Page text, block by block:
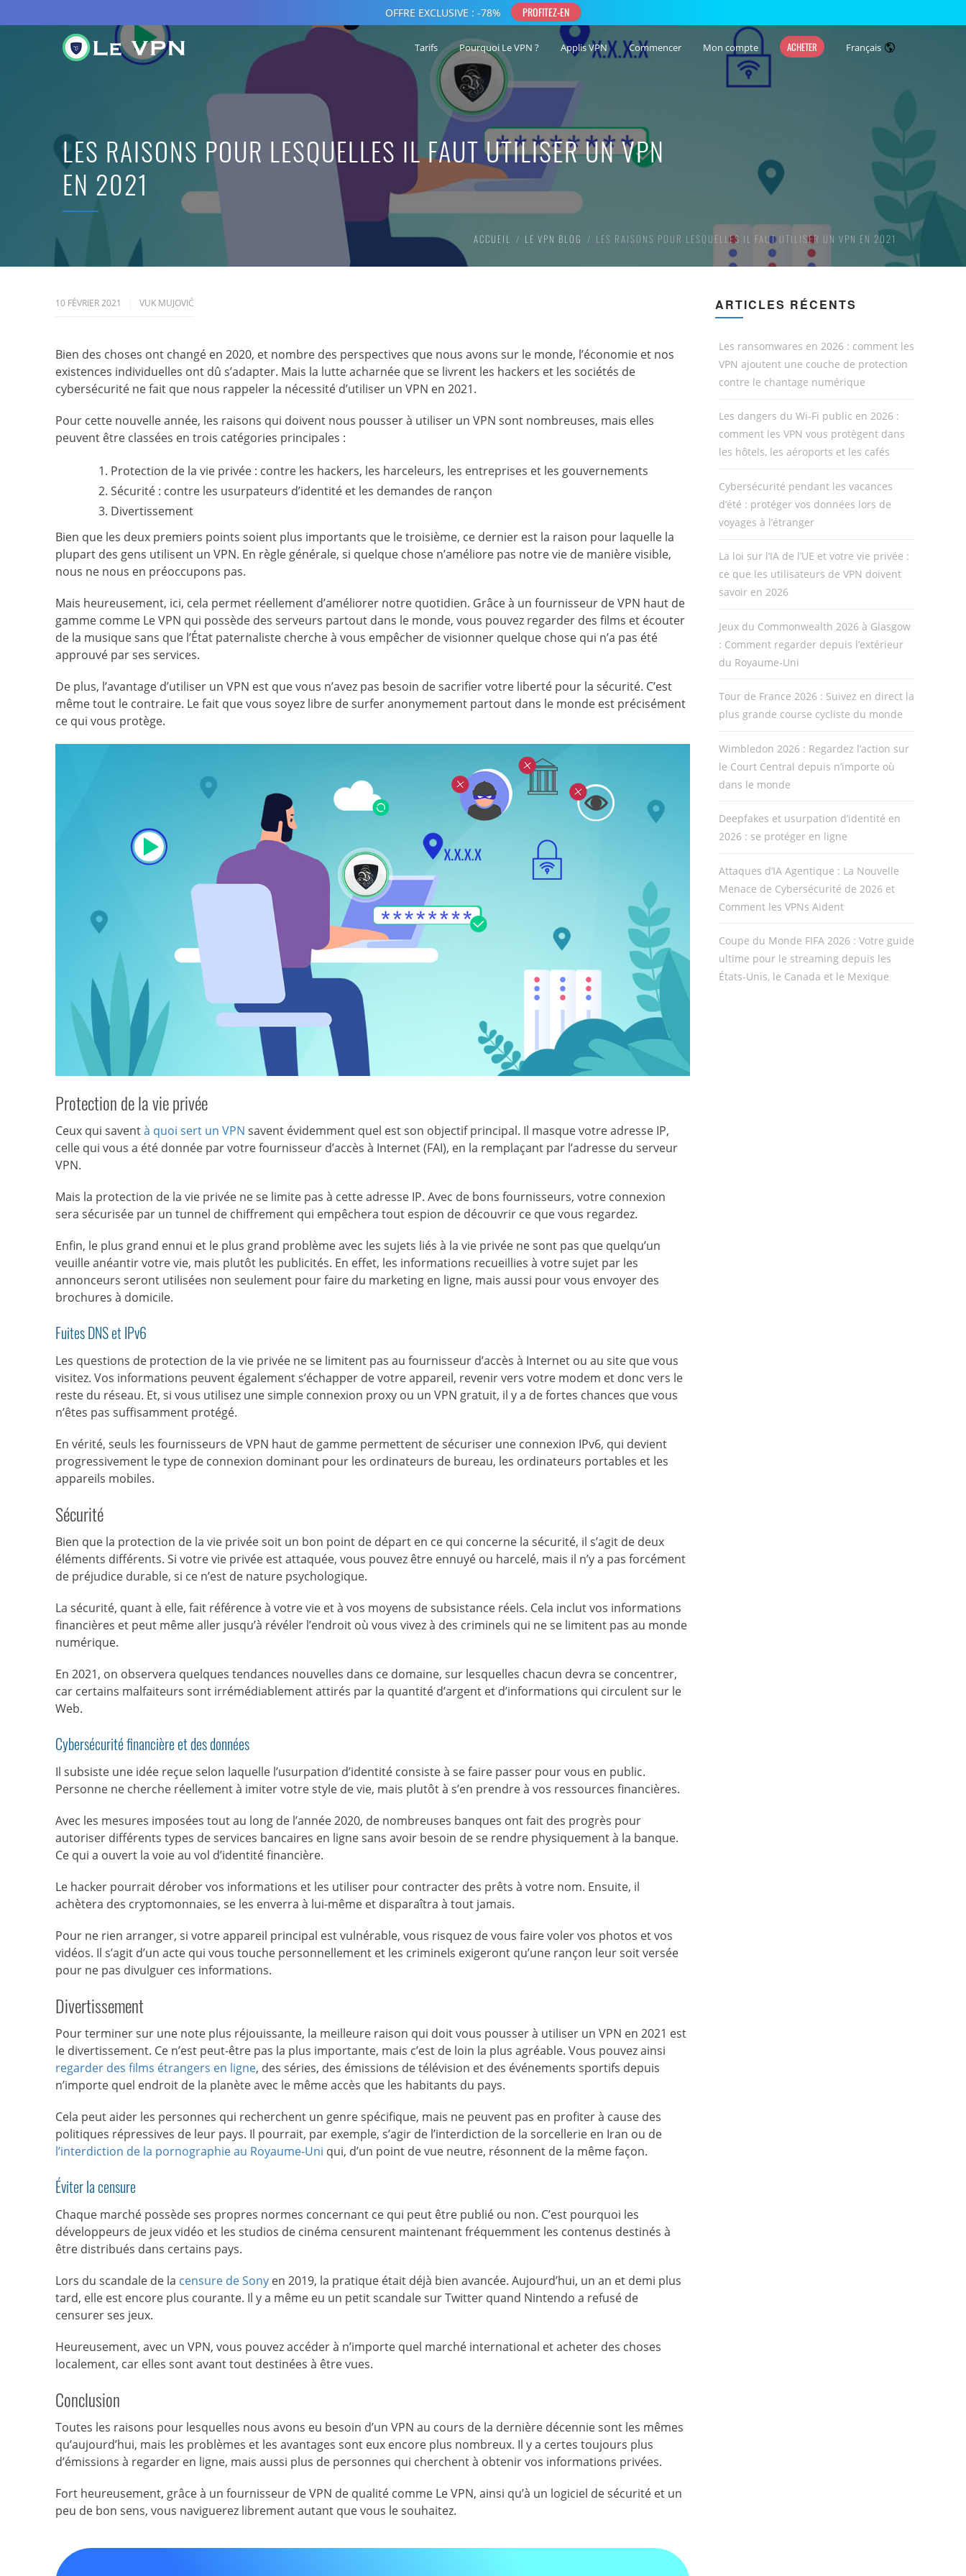
Tarifs Pourquoi Le VPN ? Applis VPN Commencer Mon compte ACHETER Français
LES RAISONS POUR LESQUELLES IL FAUT UTILISER UN VPN
EN 2021
ACCUEIL LE VPN BLOG LES RAISONS POUR LESQUELLES IL FAUT UTILISER UN VPN EN 2021
10 FÉVRIER 2021 VUK MUJOVIĆ
Bien des choses ont changé en 2020, et nombre des perspectives que nous avons sur le monde, l’économie et nos
existences individuelles ont dû s’adapter. Mais la lutte acharnée que se livrent les hackers et les sociétés de
cybersécurité ne fait que nous rappeler la nécessité d’utiliser un VPN en 2021.
Pour cette nouvelle année, les raisons qui doivent nous pousser à utiliser un VPN sont nombreuses, mais elles
peuvent être classées en trois catégories principales :
Protection de la vie privée : contre les hackers, les harceleurs, les entreprises et les gouvernements
Sécurité : contre les usurpateurs d’identité et les demandes de rançon
Divertissement
Bien que les deux premiers points soient plus importants que le troisième, ce dernier est la raison pour laquelle la
plupart des gens utilisent un VPN. En règle générale, si quelque chose n’améliore pas notre vie de manière visible,
nous ne nous en préoccupons pas.
Mais heureusement, ici, cela permet réellement d’améliorer notre quotidien. Grâce à un fournisseur de VPN haut de
gamme comme Le VPN qui possède des serveurs partout dans le monde, vous pouvez regarder des films et écouter
de la musique sans que l’État paternaliste cherche à vous empêcher de visionner quelque chose qui n’a pas été
approuvé par ses services.
De plus, l’avantage d’utiliser un VPN est que vous n’avez pas besoin de sacrifier votre liberté pour la sécurité. C’est
même tout le contraire. Le fait que vous soyez libre de surfer anonymement partout dans le monde est précisément
ce qui vous protège.
Protection de la vie privée
Ceux qui saventà quoi sert un VPN savent évidemment quel est son objectif principal. Il masque votre adresse IP,
celle qui vous a été donnée par votre fournisseur d’accès à Internet (FAI), en la remplaçant par l’adresse du serveur
VPN.
Mais la protection de la vie privée ne se limite pas à cette adresse IP. Avec de bons fournisseurs, votre connexion
sera sécurisée par un tunnel de chiffrement qui empêchera tout espion de découvrir ce que vous regardez.
Enfin, le plus grand ennui et le plus grand problème avec les sujets liés à la vie privée ne sont pas que quelqu’un
veuille anéantir votre vie, mais plutôt les publicités. En effet, les informations recueillies à votre sujet par les
annonceurs seront utilisées non seulement pour faire du marketing en ligne, mais aussi pour vous envoyer des
brochures à domicile.
Fuites DNS et IPv6
Les questions de protection de la vie privée ne se limitent pas au fournisseur d’accès à Internet ou au site que vous
visitez. Vos informations peuvent également s’échapper de votre appareil, revenir vers votre modem et donc vers le
reste du réseau. Et, si vous utilisez une simple connexion proxy ou un VPN gratuit, il y a de fortes chances que vous
n’êtes pas suffisamment protégé.
En vérité, seuls les fournisseurs de VPN haut de gamme permettent de sécuriser une connexion IPv6, qui devient
progressivement le type de connexion dominant pour les ordinateurs de bureau, les ordinateurs portables et les
appareils mobiles.
Sécurité
Bien que la protection de la vie privée soit un bon point de départ en ce qui concerne la sécurité, il s’agit de deux
éléments différents. Si votre vie privée est attaquée, vous pouvez être ennuyé ou harcelé, mais il n’y a pas forcément
de préjudice durable, si ce n’est de nature psychologique.
La sécurité, quant à elle, fait référence à votre vie et à vos moyens de subsistance réels. Cela inclut vos informations
financières et peut même aller jusqu’à révéler l’endroit où vous vivez à des criminels qui ne se limitent pas au monde
numérique.
En 2021, on observera quelques tendances nouvelles dans ce domaine, sur lesquelles chacun devra se concentrer,
car certains malfaiteurs sont irrémédiablement attirés par la quantité d’argent et d’informations qui circulent sur le
Web.
Cybersécurité financière et des données
Il subsiste une idée reçue selon laquelle l’usurpation d’identité consiste à se faire passer pour vous en public.
Personne ne cherche réellement à imiter votre style de vie, mais plutôt à s’en prendre à vos ressources financières.
Avec les mesures imposées tout au long de l’année 2020, de nombreuses banques ont fait des progrès pour
autoriser différents types de services bancaires en ligne sans avoir besoin de se rendre physiquement à la banque.
Ce qui a ouvert la voie au vol d’identité financière.
Le hacker pourrait dérober vos informations et les utiliser pour contracter des prêts à votre nom. Ensuite, il
achètera des cryptomonnaies, se les enverra à lui-même et disparaîtra à tout jamais.
Pour ne rien arranger, si votre appareil principal est vulnérable, vous risquez de vous faire voler vos photos et vos
vidéos. Il s’agit d’un acte qui vous touche personnellement et les criminels exigeront qu’une rançon leur soit versée
pour ne pas divulguer ces informations.
Divertissement
Pour terminer sur une note plus réjouissante, la meilleure raison qui doit vous pousser à utiliser un VPN en 2021 est
le divertissement. Ce n’est peut-être pas la plus importante, mais c’est de loin la plus agréable. Vous pouvez ainsi
regarder des films étrangers en ligne, des séries, des émissions de télévision et des événements sportifs depuis
n’importe quel endroit de la planète avec le même accès que les habitants du pays.
Cela peut aider les personnes qui recherchent un genre spécifique, mais ne peuvent pas en profiter à cause des
politiques répressives de leur pays. Il pourrait, par exemple, s’agir de l’interdiction de la sorcellerie en Iran ou de
l’interdiction de la pornographie au Royaume-Uni qui, d’un point de vue neutre, résonnent de la même façon.
Éviter la censure
Chaque marché possède ses propres normes concernant ce qui peut être publié ou non. C’est pourquoi les
développeurs de jeux vidéo et les studios de cinéma censurent maintenant fréquemment les contenus destinés à
être distribués dans certains pays.
Lors du scandale de la censure de Sony en 2019, la pratique était déjà bien avancée. Aujourd’hui, un an et demi plus
tard, elle est encore plus courante. Il y a même eu un petit scandale sur Twitter quand Nintendo a refusé de
censurer ses jeux.
Heureusement, avec un VPN, vous pouvez accéder à n’importe quel marché international et acheter des choses
localement, car elles sont avant tout destinées à être vues.
Conclusion
Toutes les raisons pour lesquelles nous avons eu besoin d’un VPN au cours de la dernière décennie sont les mêmes
qu’aujourd’hui, mais les problèmes et les avantages sont eux encore plus nombreux. Il y a certes toujours plus
d’émissions à regarder en ligne, mais aussi plus de personnes qui cherchent à obtenir vos informations privées.
Fort heureusement, grâce à un fournisseur de VPN de qualité comme Le VPN, ainsi qu’à un logiciel de sécurité et un
peu de bon sens, vous naviguerez librement autant que vous le souhaitez.
ARTICLES RÉCENTS
Les ransomwares en 2026 : comment les
VPN ajoutent une couche de protection
contre le chantage numérique
Les dangers du Wi-Fi public en 2026 :
comment les VPN vous protègent dans
les hôtels, les aéroports et les cafés
Cybersécurité pendant les vacances
d’été : protéger vos données lors de
voyages à l’étranger
La loi sur l’IA de l’UE et votre vie privée :
ce que les utilisateurs de VPN doivent
savoir en 2026
Jeux du Commonwealth 2026 à Glasgow
: Comment regarder depuis l’extérieur
du Royaume-Uni
Tour de France 2026 : Suivez en direct la
plus grande course cycliste du monde
Wimbledon 2026 : Regardez l’action sur
le Court Central depuis n’importe où
dans le monde
Deepfakes et usurpation d’identité en
2026 : se protéger en ligne
Attaques d’IA Agentique : La Nouvelle
Menace de Cybersécurité de 2026 et
Comment les VPNs Aident
Coupe du Monde FIFA 2026 : Votre guide
ultime pour le streaming depuis les
États-Unis, le Canada et le Mexique